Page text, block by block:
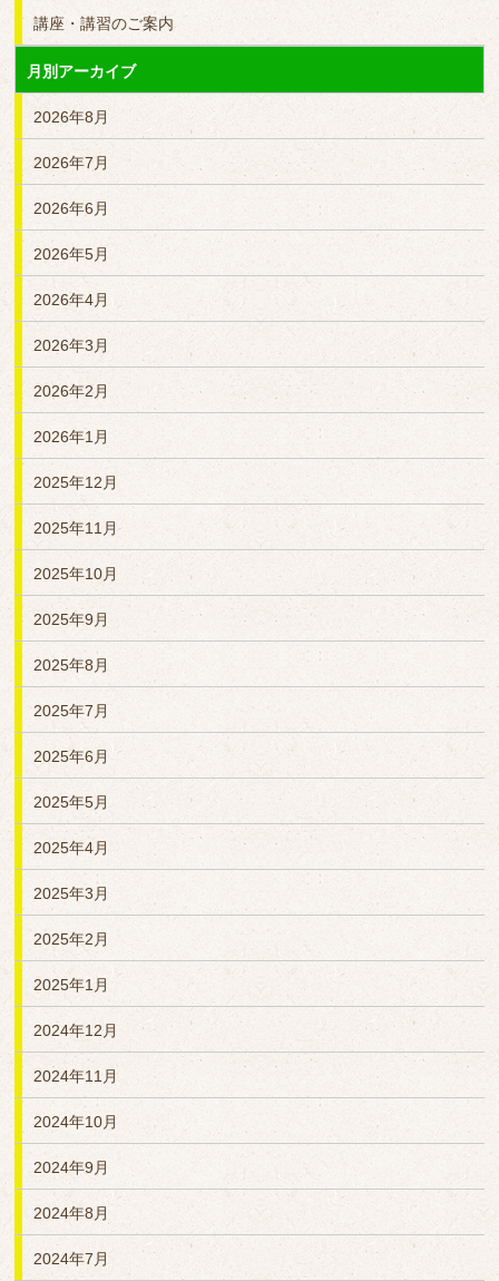
講座・講習のご案内
月別アーカイブ
2026年8月
2026年7月
2026年6月
2026年5月
2026年4月
2026年3月
2026年2月
2026年1月
2025年12月
2025年11月
2025年10月
2025年9月
2025年8月
2025年7月
2025年6月
2025年5月
2025年4月
2025年3月
2025年2月
2025年1月
2024年12月
2024年11月
2024年10月
2024年9月
2024年8月
2024年7月